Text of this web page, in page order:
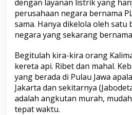
dengan layanan listrik yang
perusahaan negara bernama
sama. Hanya dikelola oleh satu
negara yang sekarang
Begitulah kira-kira orang
kereta api. Ribet dan mahal.
yang berada di Pulau Jawa
Jakarta dan sekitarnya
adalah angkutan murah,
tepat waktu.